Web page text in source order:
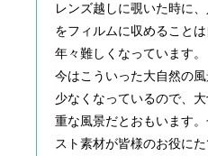
レンズ越しに覗いた時に
をフィルムに収めることは
年々難しくなっています。
今はこういった大自然の
少なくなっているので、
重な風景だとおもいます
スト素材が皆様のお役にた